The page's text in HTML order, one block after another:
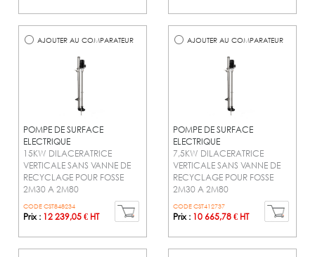
AJOUTER AU COMPARATEUR
POMPE DE SURFACE
ELECTRIQUE
15KW DILACERATRICE
VERTICALE SANS VANNE DE
RECYCLAGE POUR FOSSE
2M30 A 2M80
CODE CST848234
Prix : 12 239,05 € HT
AJOUTER AU COMPARATEUR
POMPE DE SURFACE
ELECTRIQUE
7,5KW DILACERATRICE
VERTICALE SANS VANNE DE
RECYCLAGE POUR FOSSE
2M30 A 2M80
CODE CST412737
Prix : 10 665,78 € HT